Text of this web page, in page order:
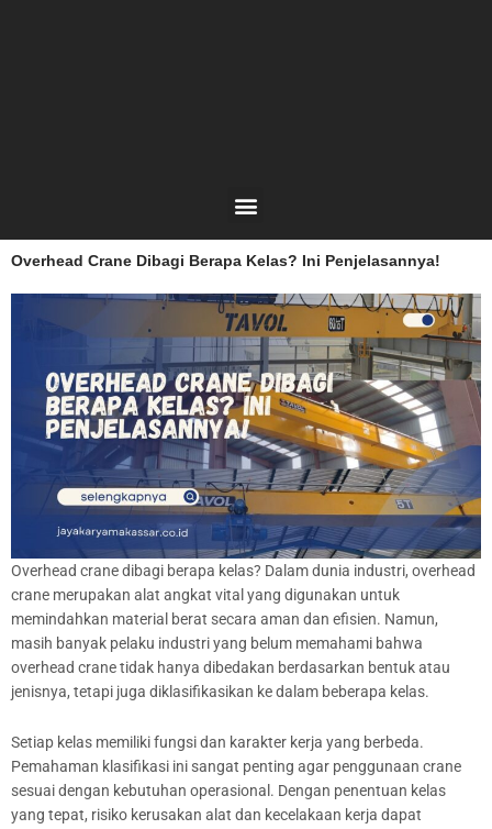
Menu
Overhead Crane Dibagi Berapa Kelas? Ini Penjelasannya!
Overhead crane dibagi berapa kelas? Dalam dunia industri, overhead
crane merupakan alat angkat vital yang digunakan untuk
memindahkan material berat secara aman dan efisien. Namun,
masih banyak pelaku industri yang belum memahami bahwa
overhead crane tidak hanya dibedakan berdasarkan bentuk atau
jenisnya, tetapi juga diklasifikasikan ke dalam beberapa kelas.
Setiap kelas memiliki fungsi dan karakter kerja yang berbeda.
Pemahaman klasifikasi ini sangat penting agar penggunaan crane
sesuai dengan kebutuhan operasional. Dengan penentuan kelas
yang tepat, risiko kerusakan alat dan kecelakaan kerja dapat